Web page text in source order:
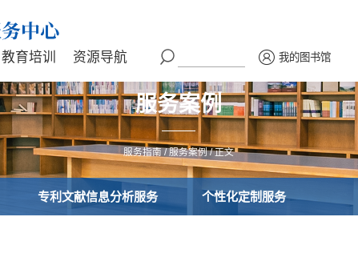
教育培训 资源导航 我的图书馆
服务案例
服务指南 / 服务案例/ 正文
专利文献信息分析服务 个性化定制服务